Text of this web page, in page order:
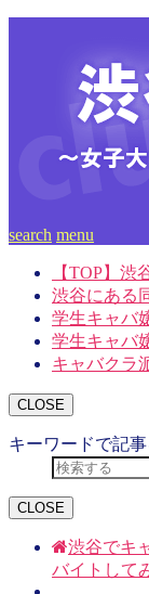
search menu
【TOP】
渋谷にある
学生キャバ
学生キャバ
キャバクラ
CLOSE
キーワードで記
CLOSE
渋谷でキ
バイトして